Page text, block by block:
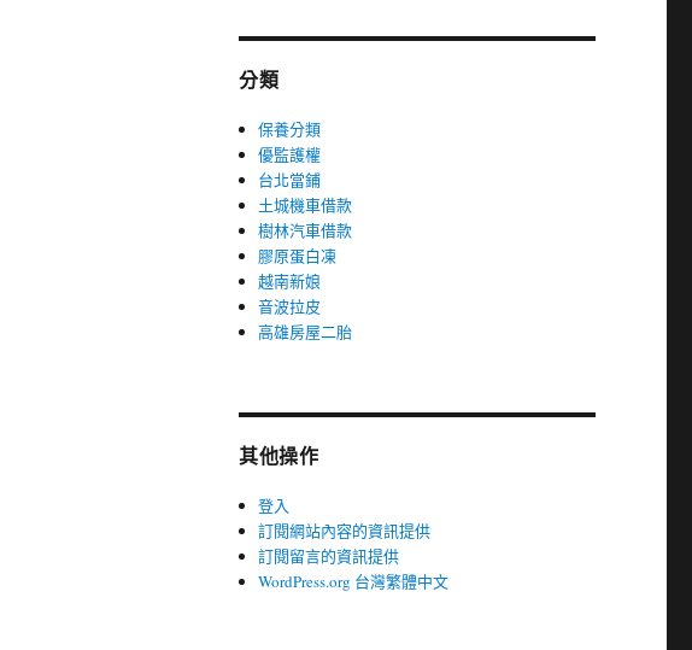
分類
保養分類
優監護權
台北當鋪
土城機車借款
樹林汽車借款
膠原蛋白凍
越南新娘
音波拉皮
高雄房屋二胎
其他操作
登入
訂閱網站內容的資訊提供
訂閱留言的資訊提供
WordPress.org 台灣繁體中文